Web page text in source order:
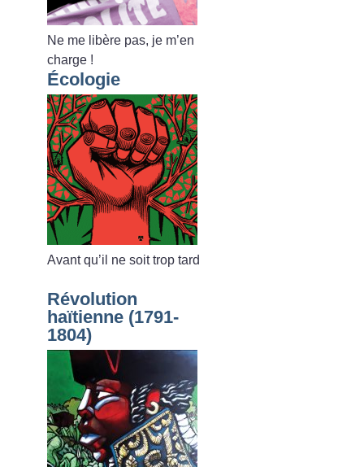
Ne me libère pas, je m’en
charge !
Écologie
Avant qu’il ne soit trop tard
Révolution
haïtienne (1791-
1804)